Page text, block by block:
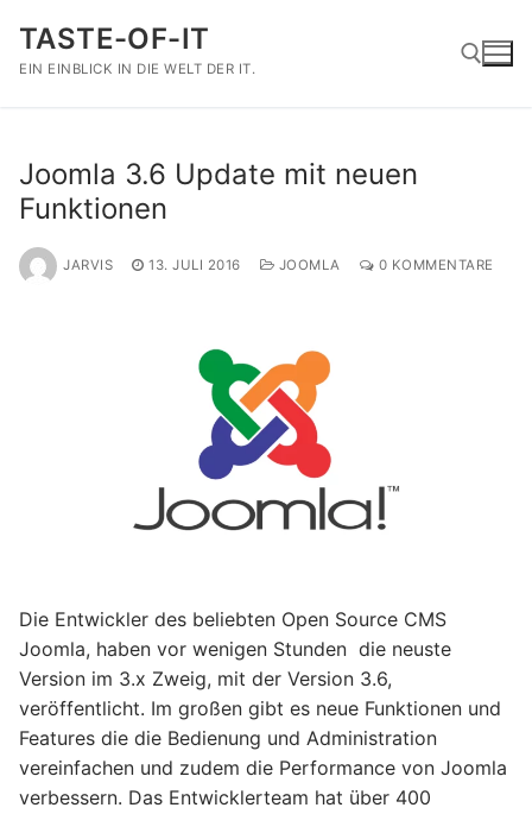
Inhalt
springen
TASTE-OF-IT
EIN EINBLICK IN DIE WELT DER IT.
Joomla 3.6 Update mit neuen
Funktionen
JARVIS 13. JULI 2016 JOOMLA 0 KOMMENTARE
Die Entwickler des beliebten Open Source CMS
Joomla, haben vor wenigen Stunden die neuste
Version im 3.x Zweig, mit der Version 3.6,
veröffentlicht. Im großen gibt es neue Funktionen und
Features die die Bedienung und Administration
vereinfachen und zudem die Performance von Joomla
verbessern. Das Entwicklerteam hat über 400